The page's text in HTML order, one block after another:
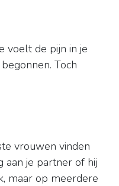
voelt de pijn in je
Toch
vrouwen vinden
aan je partner of hij
maar op meerdere